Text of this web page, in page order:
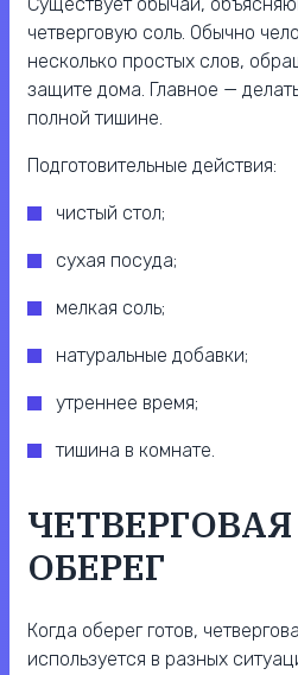
Существует обычай,
четверговую соль. Обычно
несколько простых слов,
защите дома. Главное —
полной тишине.
Подготовительные действия:
чистый стол;
сухая посуда;
мелкая соль;
натуральные добавки;
утреннее время;
тишина в комнате.
ОБЕРЕГ
Когда оберег готов,
используется в разных